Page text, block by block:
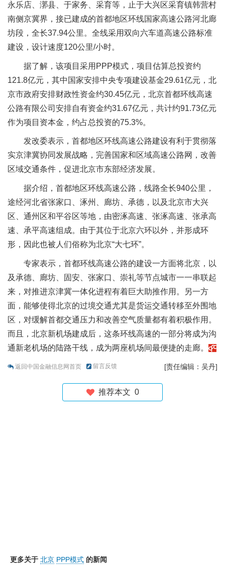
永乐店、漷县、于家务、采育等，止于大兴区采育镇韩营村
南侧京冀界，接已建成的首都地区环线国家高速公路河北廊
坊段，全长37.94公里。全线采用双向六车道高速公路标准
建设，设计速度120公里/小时。
据了解，该项目采用PPP模式，项目估算总投资约
121.8亿元，其中国家安排中央专项建设基金29.61亿元，北
京市政府安排财政性资金约30.45亿元，北京首都环线高速
公路有限公司安排自有资金约31.67亿元，共计约91.73亿元
作为项目资本金，约占总投资的75.3%。
发改委表示，首都地区环线高速公路建设有利于贯彻落
实京津冀协同发展战略，完善国家和区域高速公路网，改善
区域交通条件，促进北京市东部经济发展。
据介绍，首都地区环线高速公路，线路全长940公里，
途经河北省张家口、涿州、廊坊、承德，以及北京市大兴
区、通州区和平谷区等地，由密涿高速、张涿高速、张承高
速、承平高速组成。由于其位于北京六环以外，并形成环
形，因此也被人们俗称为北京“大七环”。
专家表示，首都环线高速公路的建设一方面将北京，以
及承德、廊坊、固安、张家口、崇礼等节点城市一一串联起
来，对推进京津冀一体化进程有着巨大助推作用。另一方
面，能够使得北京的过境交通尤其是货运交通转移至外围地
区，对缓解首都交通压力和改善空气质量都有着积极作用。
而且，北京新机场建成后，这条环线高速的一部分将成为沟
通新老机场的陆路干线，成为两座机场间最便捷的走廊。
返回中国金融信息网首页 留言反馈 [责任编辑：吴丹]
推荐本文 0
更多关于 北京 PPP模式 的新闻